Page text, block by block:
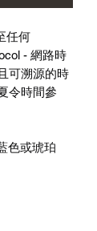
任何
- 網路時
可溯源的時
令時間參
色或琥珀